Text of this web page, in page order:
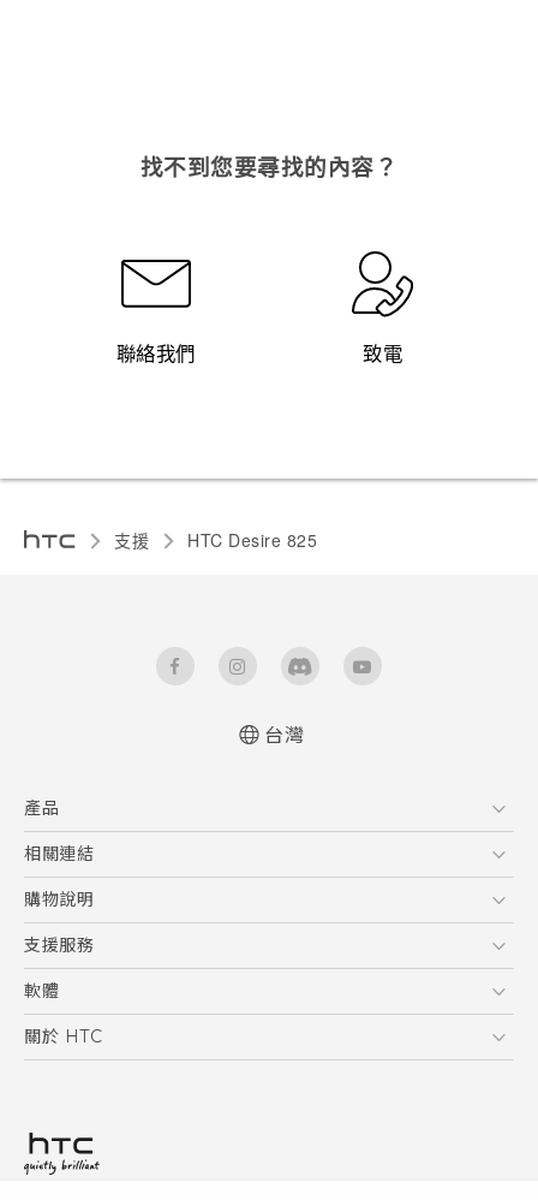
找不到您要尋找的內容？
聯絡我們 致電
支援 HTC Desire 825‎
台灣
產品
5G
智慧型手機
配件
相關連結
HTC Research
購物說明
購物須知
訂單管理
付款方式
支援服務
到府收送維修服務
服務中心資訊
客戶服務佈告欄
軟體
應用程式
HTC Sync Manager
關於 HTC
投資人